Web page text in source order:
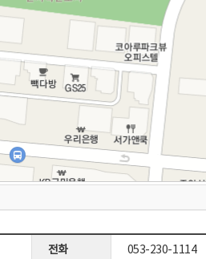
전화 053-230-1114